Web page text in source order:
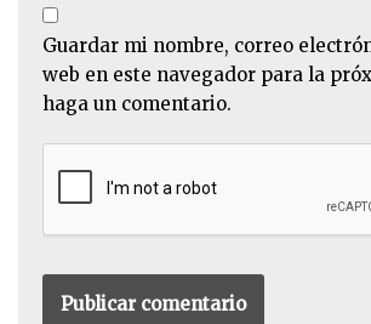
Guardar mi nombre, correo
web en este navegador para la
haga un comentario.